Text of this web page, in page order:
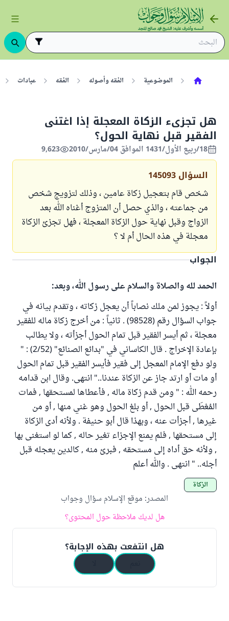
الموضوعية الفقه وأصوله الفقه عبادات
هل تجزىء الزكاة المعجلة إذا اغتنى
الفقير قبل نهاية الحول؟
18/ربيع الأول/1431 الموافق 04/مارس/2010 9,623
السؤال 145093
شخص قام بتعجيل زكاة عامين ، وذلك لتزويج شخص
من جماعته ، والذي حصل أن المتزوج أغناه الله بعد
الزواج وقبل نهاية حول الزكاة المعجلة ، فهل تجزئ الزكاة
معجلة في هذه الحال أم لا ؟
الجواب
الحمد لله والصلاة والسلام على رسول الله، وبعد:
أولاً : يجوز لمن ملك نصاباً أن يعجل زكاته ، وتقدم بيانه في
جواب السؤال رقم (98528) . ثانياً : من أخرج زكاة ماله للفقير
معجلة ، ثم أيسر الفقير قبل تمام الحول أجزأته ، ولا يطالب
بإعادة الإخراج . قال الكاساني في "بدائع الصنائع" (2/52) : "
ولو دفع الإمام المعجل إلى فقير فأيسر الفقير قبل تمام الحول
أو مات أو ارتد جاز عن الزكاة عندنا.." انتهى. وقال ابن قدامه
رحمه الله : " ومن قدم زكاة ماله , فأعطاها لمستحقها , فمات
المُعْطَى قبل الحول , أو بلغ الحول وهو غني منها , أو من
غيرها , أجزأت عنه ، وبهذا قال أبو حنيفة . ولأنه أدى الزكاة
إلى مستحقها , فلم يمنع الإجزاء تغير حاله , كما لو استغنى بها
, ولأنه حق أداه إلى مستحقه , فبرئ منه , كالدين يعجله قبل
أجله.. " انتهى . والله أعلم
الزكاة
المصدر: موقع الإسلام سؤال وجواب
هل لديك ملاحظة حول المحتوى؟
هل انتفعت بهذه الإجابة؟